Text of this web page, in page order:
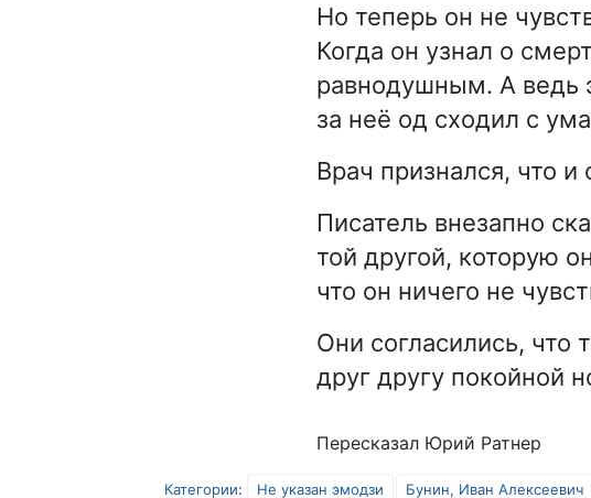
Но теперь он не
Когда он узнал о
равнодушным. А ведь
за неё од сходил с
Врач признался, что и
Писатель внезапно
той другой, которую
что он ничего не
Они согласились, что
друг другу покойной
Пересказал Юрий Ратнер
Категории: Не указан эмодзи Бунин, Иван Алексеевич